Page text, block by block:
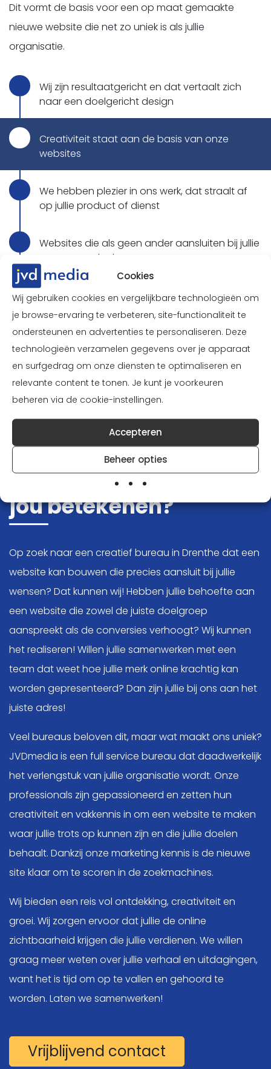
Cookies
Wij gebruiken cookies en vergelijkbare technologieën om
je browse-ervaring te verbeteren, site-functionaliteit te
ondersteunen en advertenties te personaliseren. Deze
technologieën verzamelen gegevens over je apparaat
en surfgedrag om onze diensten te optimaliseren en
relevante content te tonen. Je kunt je voorkeuren
beheren via de cookie-instellingen.
Accepteren
Beheer opties
Dit vormt de basis voor een op maat gemaakte
nieuwe website die net zo uniek is als jullie
organisatie.
Wij zijn resultaatgericht en dat vertaalt zich
naar een doelgericht design
Creativiteit staat aan de basis van onze
websites
We hebben plezier in ons werk, dat straalt af
op jullie product of dienst
Websites die als geen ander aansluiten bij jullie
wensen en doelgroep
Wij beloven geen gouden bergen, maar geven
eerlijk en concreet advies
Samen naar een doelgerichte nieuwe website
Wat kunnen wij als full
service bureau voor
jou betekenen?
Op zoek naar een creatief bureau in Drenthe dat een
website kan bouwen die precies aansluit bij jullie
wensen? Dat kunnen wij! Hebben jullie behoefte aan
een website die zowel de juiste doelgroep
aanspreekt als de conversies verhoogt? Wij kunnen
het realiseren! Willen jullie samenwerken met een
team dat weet hoe jullie merk online krachtig kan
worden gepresenteerd? Dan zijn jullie bij ons aan het
juiste adres!
Veel bureaus beloven dit, maar wat maakt ons uniek?
JVDmedia is een full service bureau dat daadwerkelijk
het verlengstuk van jullie organisatie wordt. Onze
professionals zijn gepassioneerd en zetten hun
creativiteit en vakkennis in om een website te maken
waar jullie trots op kunnen zijn en die jullie doelen
behaalt. Dankzij onze marketing kennis is de nieuwe
site klaar om te scoren in de zoekmachines.
Wij bieden een reis vol ontdekking, creativiteit en
groei. Wij zorgen ervoor dat jullie de online
zichtbaarheid krijgen die jullie verdienen. We willen
graag meer weten over jullie verhaal en uitdagingen,
want het is tijd om op te vallen en gehoord te
worden. Laten we samenwerken!
Vrijblijvend contact